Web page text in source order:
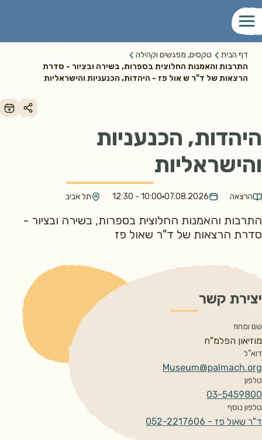
דף הבית
טקסים, מפגשים וקהילה
התרבות והאמנות החלוצית בספרות, בשירה ובציור - סדרת
הרצאות של ד"ר ש אול פז - היהדות, הכנעניות והישראליות
היהדות, הכנעניות
והישראליות
הרצאה 07.08.2026
10:00 - 12:30 תל אביב
התרבות והאמנות החלוצית בספרות, בשירה ובציור -
סדרת הרצאות של ד"ר שאול פז
יצירת קשר
שם ומחוז
מוזיאון הפלמ"ח
דוא"ל
Museum@palmach.org
טלפון
03-5459800
טלפון נוסף
ד"ר שאול פז - 052-2217606